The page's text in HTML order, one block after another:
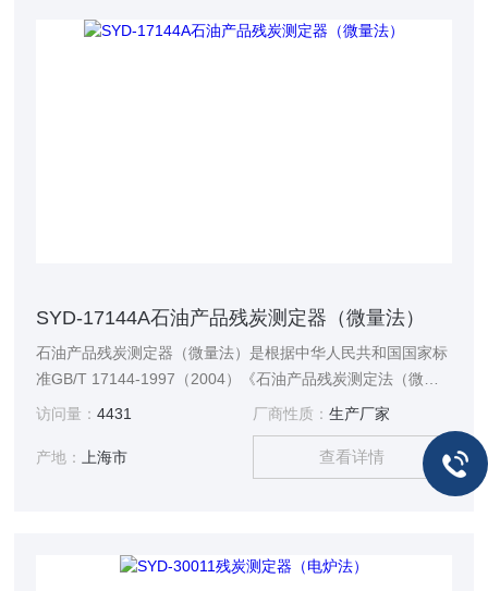
SYD-17144A石油产品残炭测定器（微量法）
石油产品残炭测定器（微量法）是根据中华人民共和国国家标
准GB/T 17144-1997（2004）《石油产品残炭测定法（微量
法）》所规定的要求设计制造的，用于石油产品残炭的微量法
访问量：4431 厂商性质： 生产厂家
产地： 上海市 查看详情